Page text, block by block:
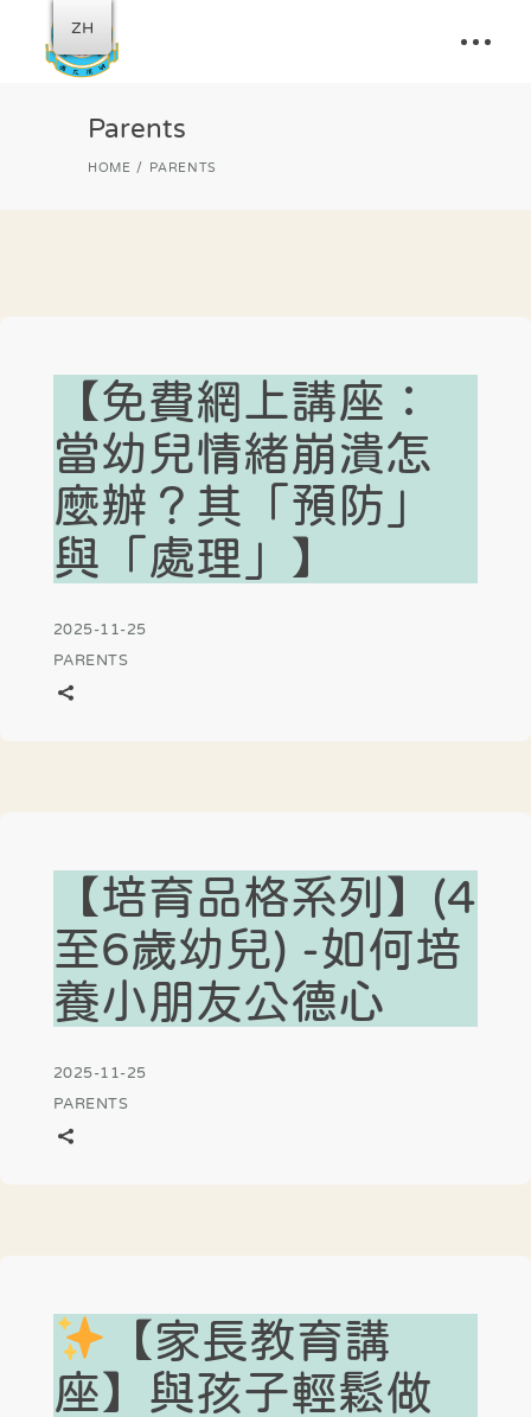
Parents
HOME PARENTS
【免費網上講座：
當幼兒情緒崩潰怎
麼辦？其「預防」
與「處理」】
2025-11-25
PARENTS
【培育品格系列】(4
至6歲幼兒) -如何培
養小朋友公德心
2025-11-25
PARENTS
【家長教育講
座】與孩子輕鬆做
ZH